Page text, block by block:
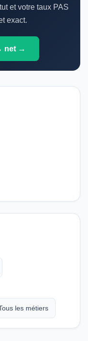
et votre taux PAS
exact.
net →
les métiers